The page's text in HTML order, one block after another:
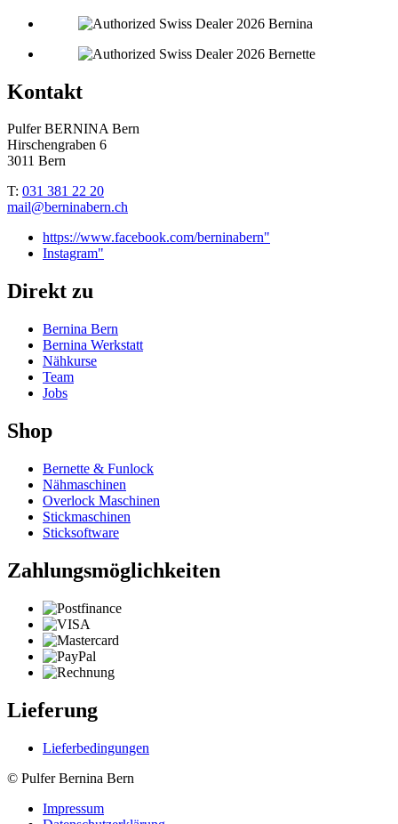
Kontakt
Pulfer BERNINA Bern
Hirschengraben 6
3011 Bern
T: 031 381 22 20
mail@berninabern.ch
https://www.facebook.com/berninabern"
Instagram"
Direkt zu
Bernina Bern
Bernina Werkstatt
Nähkurse
Team
Jobs
Shop
Bernette & Funlock
Nähmaschinen
Overlock Maschinen
Stickmaschinen
Sticksoftware
Zahlungsmöglichkeiten
Lieferung
Lieferbedingungen
© Pulfer Bernina Bern
Impressum